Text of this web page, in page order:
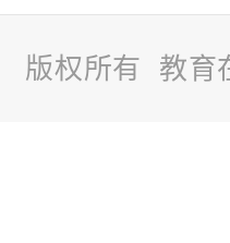
版权所有 教育